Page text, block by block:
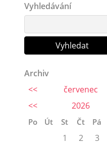
Vyhledávání
Archiv
<<
červenec
<<
2026
Po Út St Čt Pá
1 2 3